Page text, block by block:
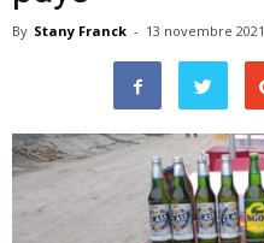
By Stany Franck - 13 novembre 2021